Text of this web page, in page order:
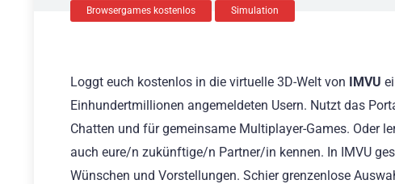
Browsergames kostenlos Simulation
Loggt euch kostenlos in die virtuelle 3D-Welt von IMVU
Einhundertmillionen angemeldeten Usern. Nutzt das
Chatten und für gemeinsame Multiplayer-Games. Oder
auch eure/n zukünftige/n Partner/in kennen. In IMVU
Wünschen und Vorstellungen. Schier grenzenlose